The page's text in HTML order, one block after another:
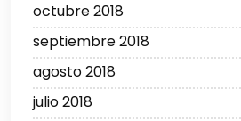
octubre 2018
septiembre 2018
agosto 2018
julio 2018